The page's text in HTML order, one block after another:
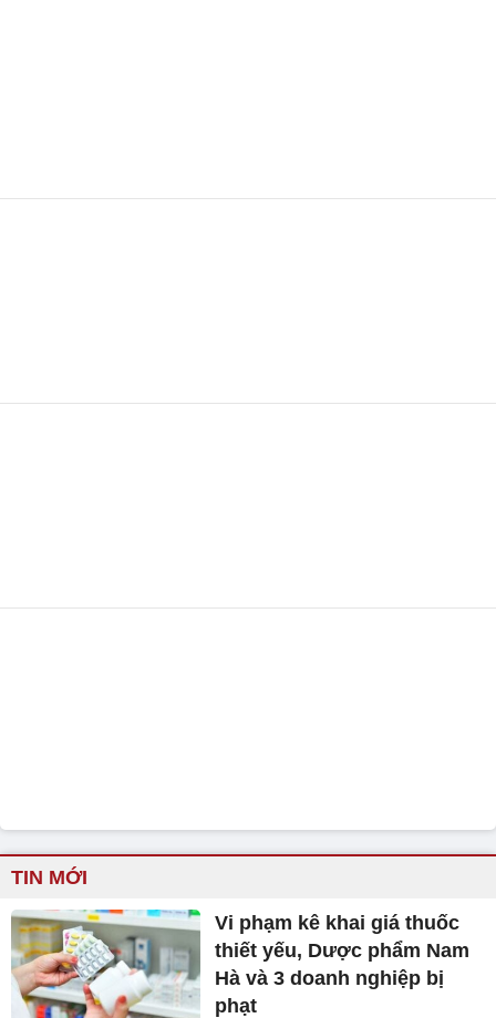
TIN MỚI
Vi phạm kê khai giá thuốc
thiết yếu, Dược phẩm Nam
Hà và 3 doanh nghiệp bị
phạt